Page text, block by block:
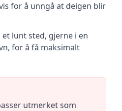
for å unngå at deigen blir
et lunt sted, gjerne i en
for å få maksimalt
utmerket som